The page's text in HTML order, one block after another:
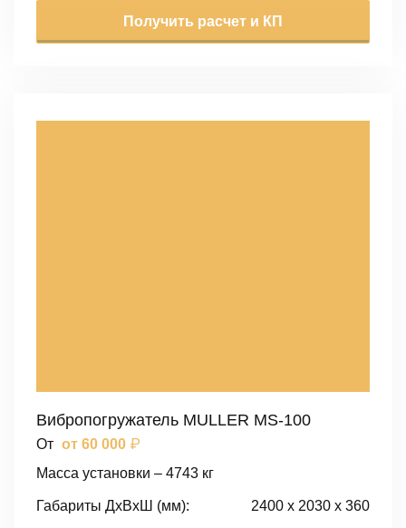
Получить расчет и КП
Вибропогружатель MULLER MS-100
От от 60 000 ₽
Масса установки – 4743 кг
Габариты ДxВxШ (мм): 2400 x 2030 x 360